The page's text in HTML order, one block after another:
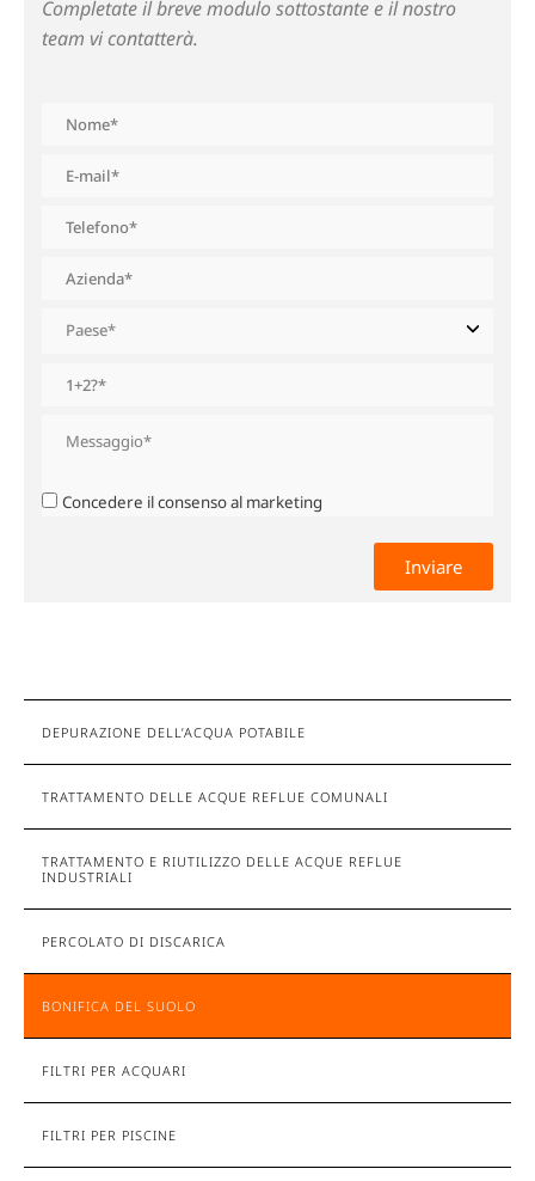
Completate il breve modulo sottostante e il nostro
team vi contatterà.
Concedere il consenso al marketing
DEPURAZIONE DELL’ACQUA POTABILE
TRATTAMENTO DELLE ACQUE REFLUE COMUNALI
TRATTAMENTO E RIUTILIZZO DELLE ACQUE REFLUE
INDUSTRIALI
PERCOLATO DI DISCARICA
BONIFICA DEL SUOLO
FILTRI PER ACQUARI
FILTRI PER PISCINE